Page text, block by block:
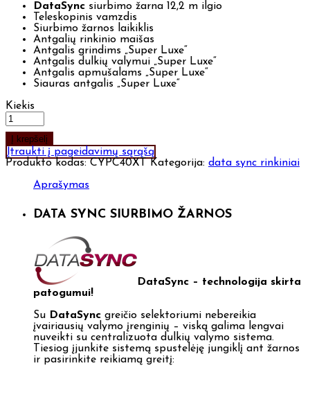
DataSync siurbimo žarna 12,2 m ilgio
Teleskopinis vamzdis
Siurbimo žarnos laikiklis
Antgalių rinkinio maišas
Antgalis grindims „Super Luxe“
Antgalis dulkių valymui „Super Luxe“
Antgalis apmušalams „Super Luxe“
Siauras antgalis „Super Luxe“
Kiekis
Į krepšelį
Įtraukti į pageidavimų sąrąšą
Produkto kodas: CYPC40XT Kategorija: data sync rinkiniai
Aprašymas
DATA SYNC SIURBIMO ŽARNOS
DataSync – technologija skirta
patogumui!
Su DataSync greičio selektoriumi nebereikia
įvairiausių valymo įrenginių – viską galima lengvai
nuveikti su centralizuota dulkių valymo sistema.
Tiesiog įjunkite sistemą spustelėję jungiklį ant žarnos
ir pasirinkite reikiamą greitį: